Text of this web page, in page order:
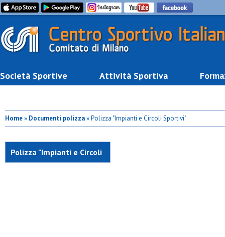
Società Sportive Attività Sportiva
Home» Documenti polizza» Polizza "Impianti e Circoli Sportivi"
Polizza "Impianti e Circoli